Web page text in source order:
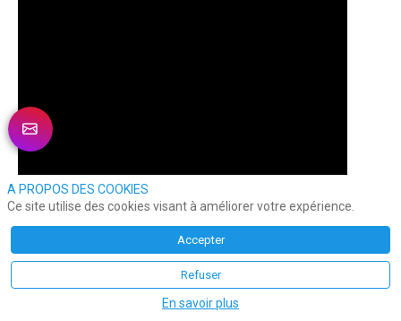
Dans ce programme, le truculent Thierry Chamouton
A PROPOS DES COOKIES
Ce site utilise des cookies visant à améliorer votre expérience.
Accepter
Refuser
En savoir plus